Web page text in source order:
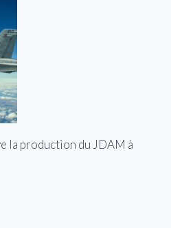
la production du JDAM à